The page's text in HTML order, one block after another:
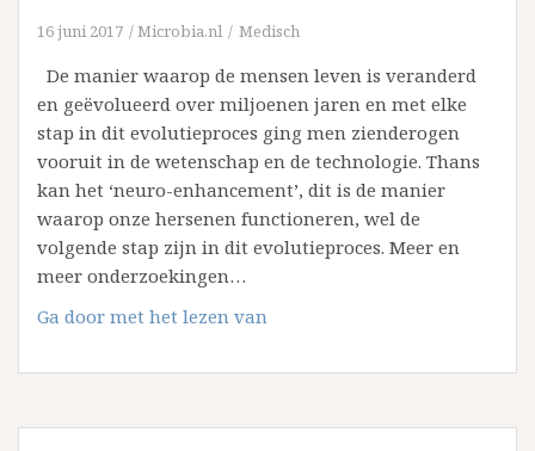
16 juni 2017 Microbia.nl Medisch
De manier waarop de mensen leven is veranderd
en geëvolueerd over miljoenen jaren en met elke
stap in dit evolutieproces ging men zienderogen
vooruit in de wetenschap en de technologie. Thans
kan het ‘neuro-enhancement’, dit is de manier
waarop onze hersenen functioneren, wel de
volgende stap zijn in dit evolutieproces. Meer en
meer onderzoekingen…
Ga door met het lezen van
toekomst
het